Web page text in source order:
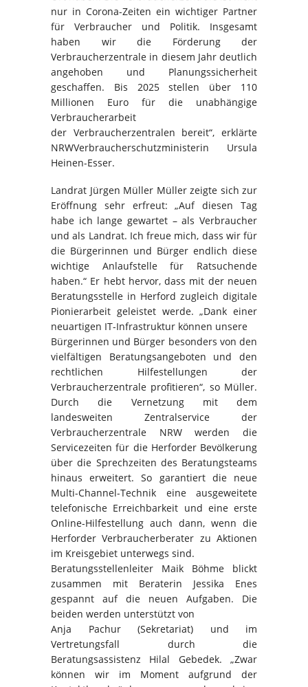
nur in Corona-Zeiten ein wichtiger Partner
für Verbraucher und Politik. Insgesamt
haben wir die Förderung der
Verbraucherzentrale in diesem Jahr deutlich
angehoben und Planungssicherheit
geschaffen. Bis 2025 stellen über 110
Millionen Euro für die unabhängige
Verbraucherarbeit
der Verbraucherzentralen bereit“, erklärte
NRWVerbraucherschutzministerin Ursula
Heinen-Esser.
Landrat Jürgen Müller Müller zeigte sich zur
Eröffnung sehr erfreut: „Auf diesen Tag
habe ich lange gewartet – als Verbraucher
und als Landrat. Ich freue mich, dass wir für
die Bürgerinnen und Bürger endlich diese
wichtige Anlaufstelle für Ratsuchende
haben.“ Er hebt hervor, dass mit der neuen
Beratungsstelle in Herford zugleich digitale
Pionierarbeit geleistet werde. „Dank einer
neuartigen IT-Infrastruktur können unsere
Bürgerinnen und Bürger besonders von den
vielfältigen Beratungsangeboten und den
rechtlichen Hilfestellungen der
Verbraucherzentrale profitieren“, so Müller.
Durch die Vernetzung mit dem
landesweiten Zentralservice der
Verbraucherzentrale NRW werden die
Servicezeiten für die Herforder Bevölkerung
über die Sprechzeiten des Beratungsteams
hinaus erweitert. So garantiert die neue
Multi-Channel-Technik eine ausgeweitete
telefonische Erreichbarkeit und eine erste
Online-Hilfestellung auch dann, wenn die
Herforder Verbraucherberater zu Aktionen
im Kreisgebiet unterwegs sind.
Beratungsstellenleiter Maik Böhme blickt
zusammen mit Beraterin Jessika Enes
gespannt auf die neuen Aufgaben. Die
beiden werden unterstützt von
Anja Pachur (Sekretariat) und im
Vertretungsfall durch die
Beratungsassistenz Hilal Gebedek. „Zwar
können wir im Moment aufgrund der